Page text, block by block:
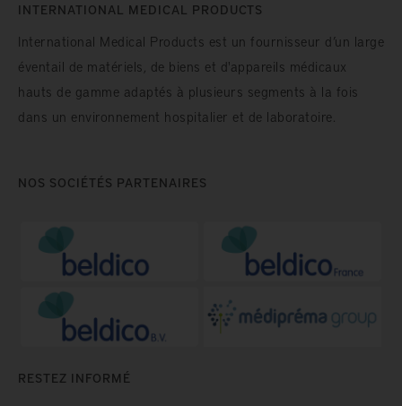
INTERNATIONAL MEDICAL PRODUCTS
International Medical Products est un fournisseur d’un large
éventail de matériels, de biens et d'appareils médicaux
hauts de gamme adaptés à plusieurs segments à la fois
dans un environnement hospitalier et de laboratoire.
NOS SOCIÉTÉS PARTENAIRES
RESTEZ INFORMÉ